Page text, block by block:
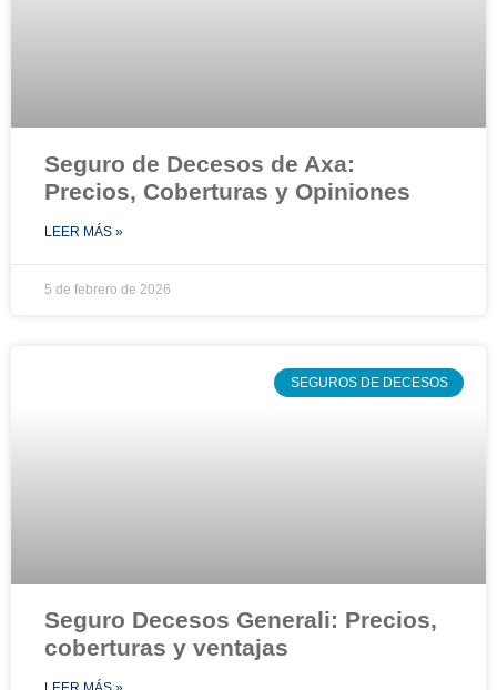
Seguro de Decesos de Axa:
Precios, Coberturas y Opiniones
LEER MÁS »
5 de febrero de 2026
SEGUROS DE DECESOS
Seguro Decesos Generali: Precios,
coberturas y ventajas